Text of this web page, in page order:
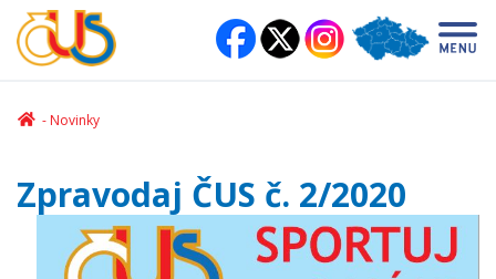
Novinky
Zpravodaj ČUS č. 2/2020